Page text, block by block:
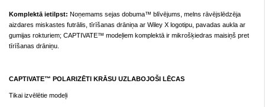
Komplektā ietilpst: Noņemams sejas dobuma™ blīvējums, melns rāvējslēdzēja
aizdares miskastes futrālis, tīrīšanas drāniņa ar Wiley X logotipu, pavadas aukla ar
gumijas rokturiem; CAPTIVATE™ modeļiem komplektā ir mikrošķiedras maisiņš pret
tīrīšanas drāniņu.
CAPTIVATE™ POLARIZĒTI KRĀSU UZLABOJOŠI LĒCAS
Tikai izvēlētie modeļi